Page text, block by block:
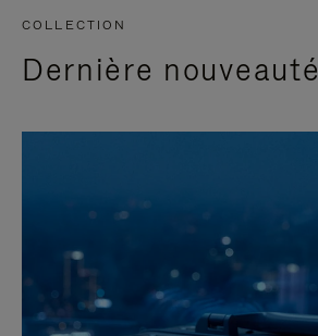
COLLECTION
Dernière nouveauté